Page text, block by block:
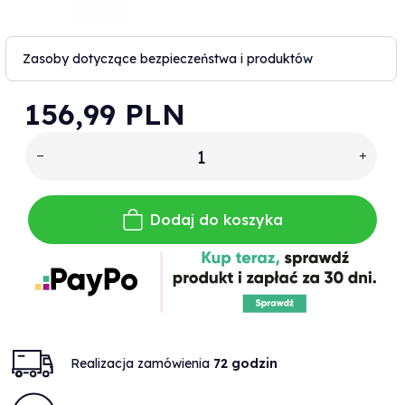
Zasoby dotyczące bezpieczeństwa i produktów
156,99 PLN
Dodaj do koszyka
Realizacja zamówienia 72 godzin